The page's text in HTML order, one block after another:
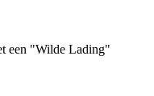
een "Wilde Lading"